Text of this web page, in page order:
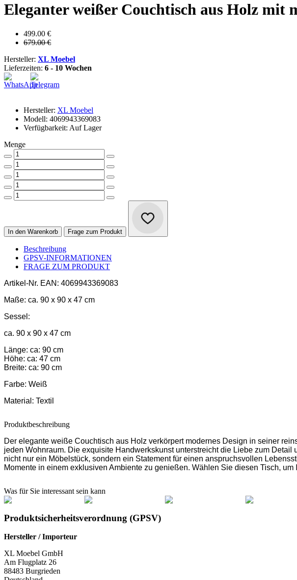
Eleganter weißer Couchtisch aus Holz mit
499.00 €
679.00 €
Hersteller: XL Moebel
Lieferzeiten: 6 - 10 Wochen
Hersteller: XL Moebel
Modell: 4069943369083
Verfügbarkeit: Auf Lager
Menge
In den Warenkorb Frage zum Produkt
Beschreibung
GPSV-INFORMATIONEN
FRAGE ZUM PRODUKT
Artikel-Nr. EAN: 4069943369083
Maße: ca. 90 x 90 x 47 cm
Sessel:
ca. 90 x 90 x 47 cm
Länge: ca: 90 cm
Höhe: ca: 47 cm
Breite: ca: 90 cm
Farbe: Weiß
Material: Textil
Produktbeschreibung
Der elegante weiße Couchtisch aus Holz verkörpert modernes Design in seiner
jeden Wohnraum. Die exquisite Handwerkskunst unterstreicht die Liebe zum
nicht nur ein Möbelstück, sondern ein Statement für einen anspruchsvollen
Momente in einem exklusiven Ambiente zu genießen. Wählen Sie diesen Tisch,
Was für Sie interessant sein kann
Produktsicherheitsverordnung (GPSV)
Hersteller / Importeur
XL Moebel GmbH
Am Flugplatz 26
88483 Burgrieden